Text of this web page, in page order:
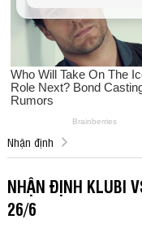
Nhận định
NHẬN ĐỊNH KLUBI
26/6